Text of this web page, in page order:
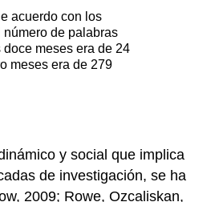
acuerdo con los
de palabras
meses era de 24
meses era de 279
y social que implica
de investigación, se ha
2009; Rowe, Ozcaliskan,